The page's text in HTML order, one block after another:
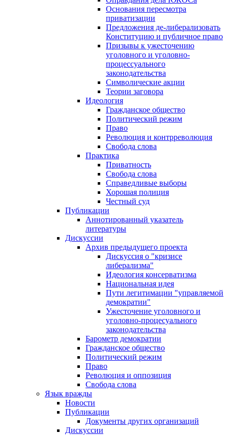
Основания пересмотра
приватизации
Предложения де-либерализовать
Конституцию и публичное право
Призывы к ужесточению
уголовного и уголовно-
процессуального
законодательства
Символические акции
Теории заговора
Идеология
Гражданское общество
Политический режим
Право
Революция и контрреволюция
Свобода слова
Практика
Приватность
Свобода слова
Справедливые выборы
Хорошая полиция
Честный суд
Публикации
Аннотированный указатель
литературы
Дискуссии
Архив предыдущего проекта
Дискуссия о "кризисе
либерализма"
Идеология консерватизма
Национальная идея
Пути легитимации "управляемой
демократии"
Ужесточение уголовного и
уголовно-процесуального
законодательства
Барометр демократии
Гражданское общество
Политический режим
Право
Революция и оппозиция
Свобода слова
Язык вражды
Новости
Публикации
Документы других организаций
Дискуссии